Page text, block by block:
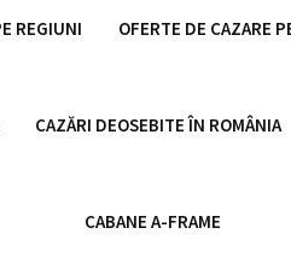
REGIUNI OFERTE DE CAZARE
CAZĂRI DEOSEBITE ÎN ROMÂNIA
CABANE A-FRAME